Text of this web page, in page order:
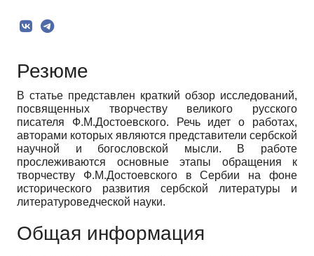
Резюме
В статье представлен краткий обзор исследований,
посвященных творчеству великого русского
писателя Ф.М.Достоевского. Речь идет о работах,
авторами которых являются представители сербской
научной и богословской мысли. В работе
прослеживаются основные этапы обращения к
творчеству Ф.М.Достоевского в Сербии на фоне
исторического развития сербской литературы и
литературоведческой науки.
Общая информация